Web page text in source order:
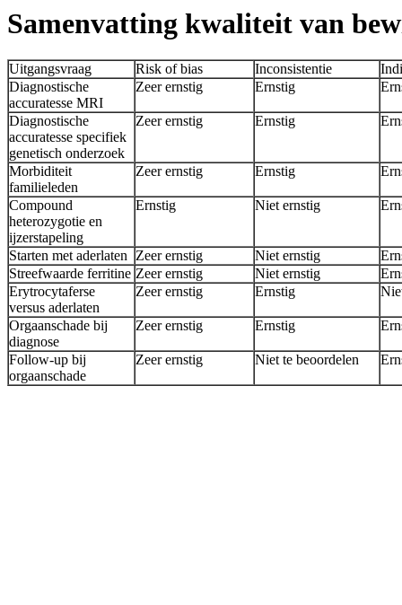
Samenvatting kwaliteit van
Uitgangsvraag Risk of bias Inconsistentie
Diagnostische
accuratesse MRI
Zeer ernstig Ernstig
Diagnostische
accuratesse specifiek
genetisch onderzoek
Zeer ernstig Ernstig
Morbiditeit
familieleden
Zeer ernstig Ernstig
Compound
heterozygotie en
ijzerstapeling
Ernstig Niet ernstig
Starten met aderlaten Zeer ernstig Niet ernstig
Streefwaarde ferritine Zeer ernstig Niet ernstig
Erytrocytaferse
versus aderlaten
Zeer ernstig Ernstig
Orgaanschade bij
diagnose
Zeer ernstig Ernstig
Follow-up bij
orgaanschade
Zeer ernstig Niet te beoordelen